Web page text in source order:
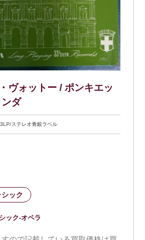
ヴォットー / ポンキエッ
ダ
ステレオ青銀ラベル
ック
ック-オペラ